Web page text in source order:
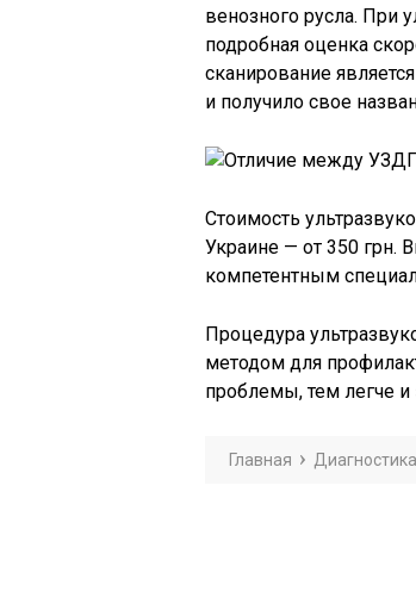
венозного русла. При
подробная оценка
сканирование
и получило свое
Стоимость
Украине — от 350 грн.
компетентным
Процедура
методом для
проблемы, тем легче
Главная